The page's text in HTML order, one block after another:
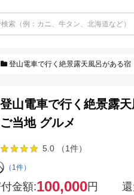
登山電車で行く絶景露天風呂がある
登山電車で行く絶景露
ご当地 グルメ
5.0 （1件）
（1件）
金額:100,000円